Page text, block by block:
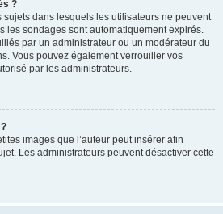
?
sujets dans lesquels les utilisateurs ne peuvent
les sondages sont automatiquement expirés.
par un administrateur ou un modérateur du
Vous pouvez également verrouiller vos
par les administrateurs.
images que l’auteur peut insérer afin
Les administrateurs peuvent désactiver cette